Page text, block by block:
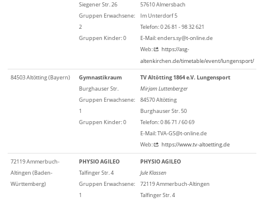
Siegener Str. 26
Gruppen Erwachsene:
2
Gruppen Kinder: 0
57610 Almersbach
Im Unterdorf 5
Telefon: 0 26 81 - 98 32 621
E-Mail: enders.sy@t-online.de
Web:
https://asg-
altenkirchen.de/timetable/event/lungensport/
84503 Altötting (Bayern)
Gymnastikraum
Burghauser Str.
Gruppen Erwachsene:
1
Gruppen Kinder: 0
TV Altötting 1864 e.V. Lungensport
Mirjam Luttenberger
84570 Altötting
Burghauser Str. 50
Telefon: 0 86 71 / 60 69
E-Mail: TVA-GS@t-online.de
Web:
https://www.tv-altoetting.de
72119 Ammerbuch-
Altingen (Baden-
Württemberg)
PHYSIO AGILEO
Talfinger Str. 4
Gruppen Erwachsene:
1
PHYSIO AGILEO
Jule Klassen
72119 Ammerbuch-Altingen
Talfinger Str. 4